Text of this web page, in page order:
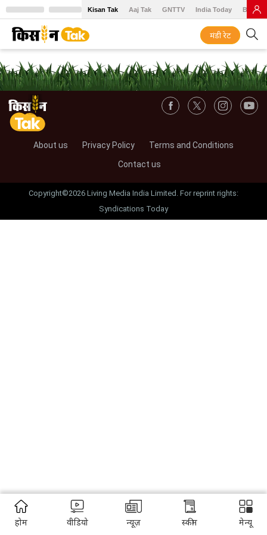
Kisan Tak Aaj Tak GNTTV India Today BT
मंडी रेट
About us Privacy Policy
Terms and Conditions
Contact us
Copyright©2026 Living Media India Limited. For reprint rights:
Syndications Today
होम वीडियो न्यूज़ स्कीम मेन्यू